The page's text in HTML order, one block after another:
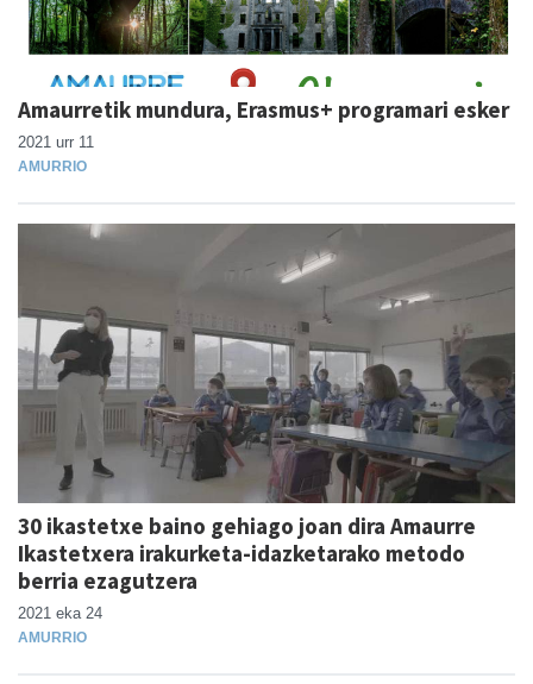
Amaurretik mundura, Erasmus+ programari esker
2021 urr 11
AMURRIO
30 ikastetxe baino gehiago joan dira Amaurre
Ikastetxera irakurketa-idazketarako metodo
berria ezagutzera
2021 eka 24
AMURRIO